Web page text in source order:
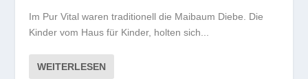
Im Pur Vital waren traditionell die Maibaum Diebe. Die
Kinder vom Haus für Kinder, holten sich...
WEITERLESEN